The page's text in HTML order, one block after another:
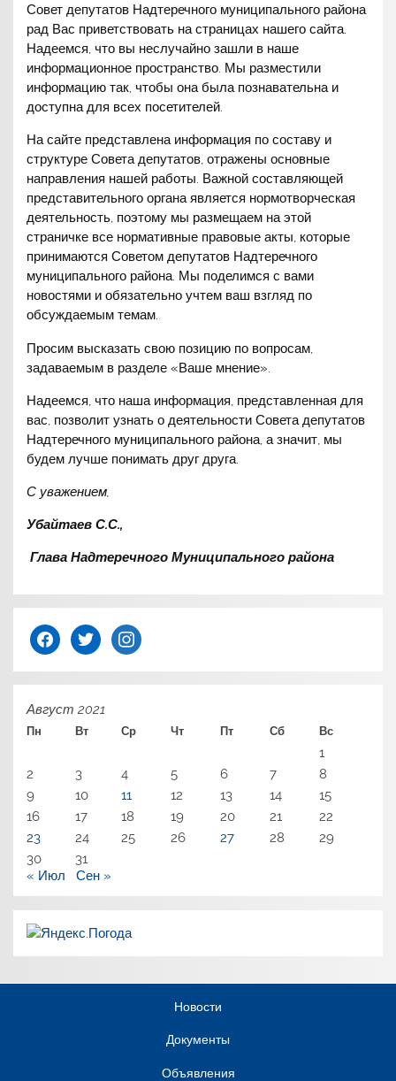
Совет депутатов Надтеречного муниципального района
рад Вас приветствовать на страницах нашего сайта.
Надеемся, что вы неслучайно зашли в наше
информационное пространство. Мы разместили
информацию так, чтобы она была познавательна и
доступна для всех посетителей.
На сайте представлена информация по составу и
структуре Совета депутатов, отражены основные
направления нашей работы. Важной составляющей
представительного органа является нормотворческая
деятельность, поэтому мы размещаем на этой
страничке все нормативные правовые акты, которые
принимаются Советом депутатов Надтеречного
муниципального района. Мы поделимся с вами
новостями и обязательно учтем ваш взгляд по
обсуждаемым темам.
Просим высказать свою позицию по вопросам,
задаваемым в разделе «Ваше мнение».
Надеемся, что наша информация, представленная для
вас, позволит узнать о деятельности Совета депутатов
Надтеречного муниципального района, а значит, мы
будем лучше понимать друг друга.
С уважением,
Убайтаев С.С.,
Глава Надтеречного Муниципального района
facebooktwitter instagram
Август 2021
Пн Вт Ср Чт Пт Сб Вс
1
2
3 4 5 6 7
8
9
10 11 12 13 14
15
16
17 18 19 20 21
22
23
24 25 26 27 28
29
30
31
« Июл
Сен »
Новости
Документы
Объявления